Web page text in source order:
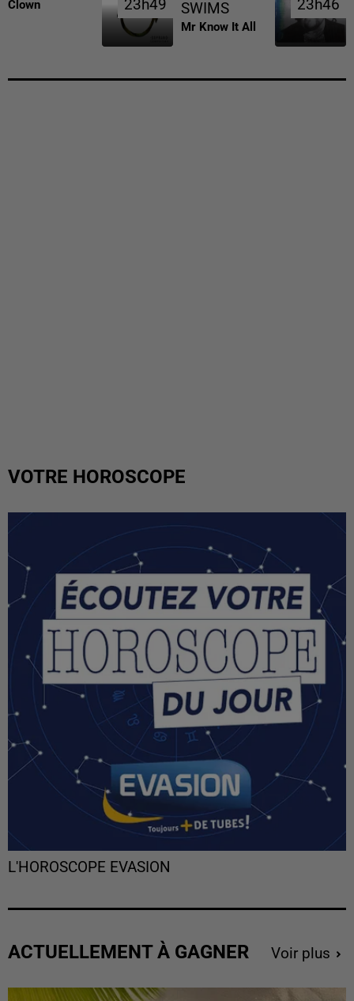
Clown 23h49
23h49
SWIMS
Mr Know It All
23h46
23h46
VOTRE HOROSCOPE
L'HOROSCOPE EVASION
ACTUELLEMENT À GAGNER Voir plus